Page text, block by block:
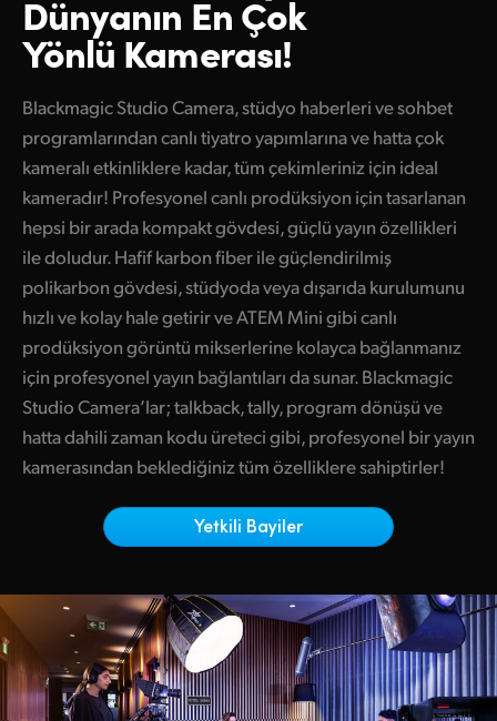
Teknik
Finland
France
Germany
Hong Kong SAR, China
Italy
Japan
Korea
Mexico
Malaysia
New Zealand
Norway
Poland
Portugal
Dünyanın En Çok
Yönlü Kamerası!
Blackmagic Studio Camera, stüdyo haberleri ve sohbet
programlarından canlı tiyatro yapımlarına ve hatta çok
kameralı etkinliklere kadar, tüm çekimleriniz için ideal
kameradır! Profesyonel canlı prodüksiyon için tasarlanan
hepsi bir arada kompakt gövdesi, güçlü yayın özellikleri
ile doludur. Hafif karbon fiber ile güçlendirilmiş
polikarbon gövdesi, stüdyoda veya dışarıda kurulumunu
hızlı ve kolay hale getirir ve ATEM Mini gibi canlı
prodüksiyon görüntü mikserlerine kolayca bağlanmanız
için profesyonel yayın bağlantıları da sunar. Blackmagic
Studio Camera’lar; talkback, tally, program dönüşü ve
hatta dahili zaman kodu üreteci gibi, profesyonel bir yayın
kamerasından beklediğiniz tüm özelliklere sahiptirler!
Yetkili Bayiler